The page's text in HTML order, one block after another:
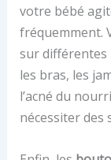
votre bébé
fréquemment.
sur différentes
les bras, les
l’acné du
nécessiter des